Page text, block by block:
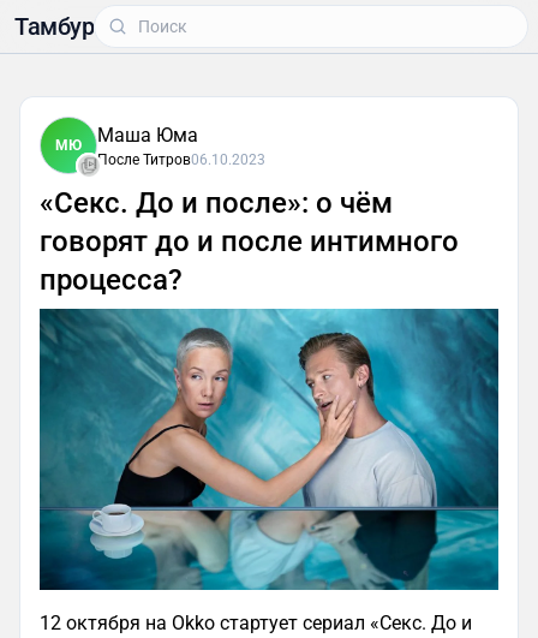
Тамбур
МЮ Маша Юма
После Титров06.10.2023
«Секс. До и после»: о чём
говорят до и после интимного
процесса?
12 октября на Okko стартует сериал «Секс. До и